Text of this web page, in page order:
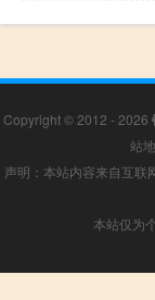
Copyright © 2012 - 2026
站
声明：本站内容来自互联
本站仅为